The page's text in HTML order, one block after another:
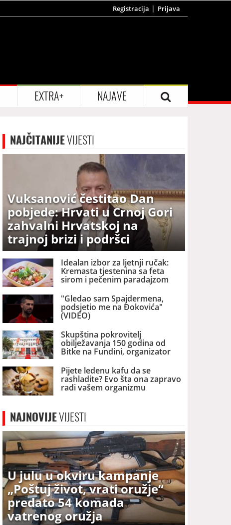
Registracija Prijava
EXTRA+ NAJAVE
NAJČITANIJEVIJESTI
Vuksanović čestitao Dan
pobjede: Hrvati u Crnoj Gori
zahvalni Hrvatskoj na
trajnoj brizi i podršci
Idealan izbor za ljetnji ručak:
Kremasta tjestenina sa feta
sirom i pečenim paradajzom
"Gledao sam Spajdermena,
podsjetio me na Đokovića"
(VIDEO)
Skupština pokrovitelj
obilježavanja 150 godina od
Bitke na Fundini, organizator
Srpski nacionalni savjet
Pijete ledenu kafu da se
rashladite? Evo šta ona zapravo
radi vašem organizmu
NAJNOVIJEVIJESTI
U julu u okviru kampanje
„Poštuj život, vrati oružje“
predato 54 komada
vatrenog oružja